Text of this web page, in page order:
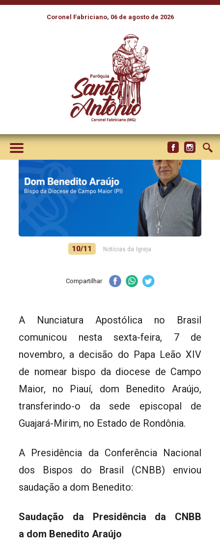
Coronel Fabriciano, 06 de agosto de 2026
PAPA LEÃO XIV NOMEIA
NOVO BISPO PARA A DIOCESE
DE CAMPO MAIOR, NO PIAUÍ
10/11 Notícias da Igreja
Compartilhar
A Nunciatura Apostólica no Brasil
comunicou nesta sexta-feira, 7 de
novembro, a decisão do Papa Leão XIV
de nomear bispo da diocese de Campo
Maior, no Piauí, dom Benedito Araújo,
transferindo-o da sede episcopal de
Guajará-Mirim, no Estado de Rondônia.
A Presidência da Conferência Nacional
dos Bispos do Brasil (CNBB) enviou
saudação a dom Benedito:
Saudação da Presidência da CNBB
a dom Benedito Araújo